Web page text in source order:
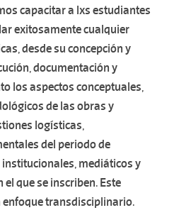
capacitar a lxs estudiantes
exitosamente cualquier
desde su concepción y
documentación y
los aspectos conceptuales,
de las obras y
logísticas,
del periodo de
mediáticos y
que se inscriben. Este
transdisciplinario.